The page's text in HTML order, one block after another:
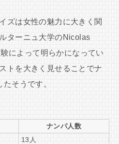
ズは女性の魅力に大きく関
ターニュ大学のNicolas
によって明らかになってい
トを大きく見せることでナ
そうです。
ナンパ人数
13人